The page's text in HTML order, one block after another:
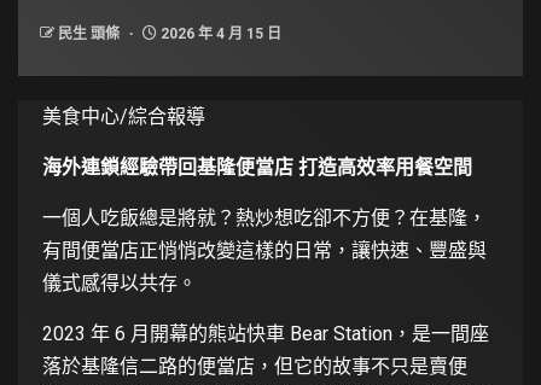
民生 頭條 2026 年 4 月 15 日
美食中心/綜合報導
海外連鎖經驗帶回基隆便當店 打造高效率用餐空間
一個人吃飯總是將就？熱炒想吃卻不方便？在基隆，
有間便當店正悄悄改變這樣的日常，讓快速、豐盛與
儀式感得以共存。
2023 年 6 月開幕的熊站快車 Bear Station，是一間座
落於基隆信二路的便當店，但它的故事不只是賣便